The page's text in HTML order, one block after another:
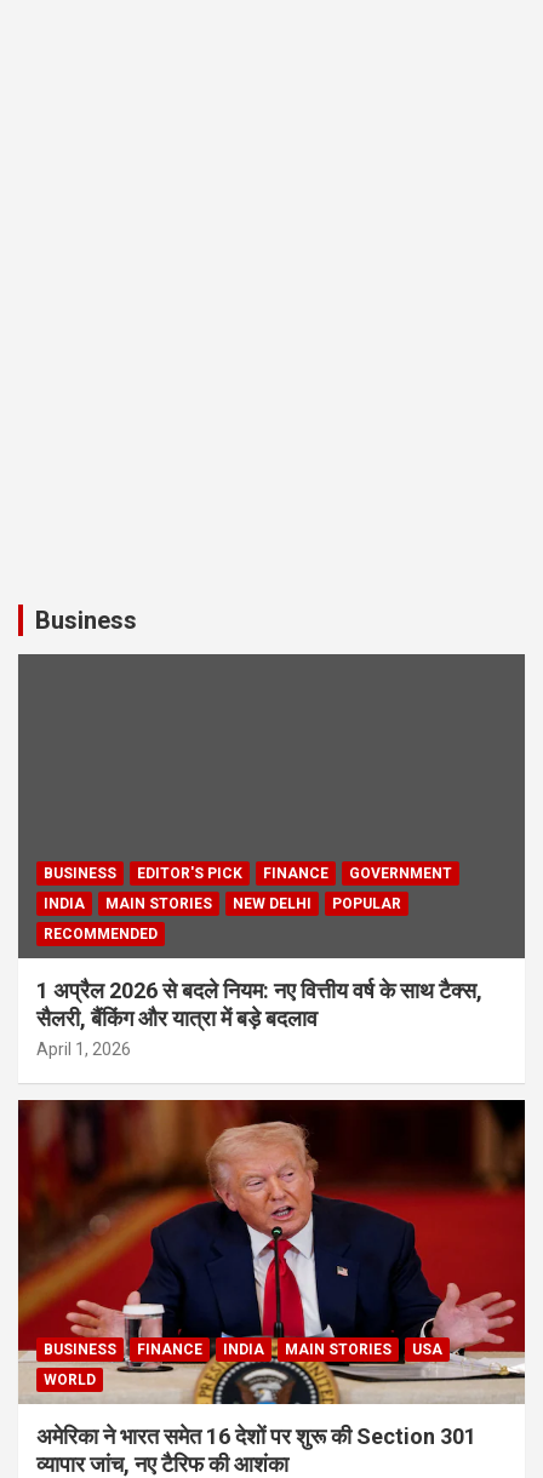
Business
BUSINESS EDITOR'S PICK FINANCE
GOVERNMENT
INDIA
MAIN STORIES NEW DELHI
POPULAR
RECOMMENDED
1 अप्रैल 2026 से बदले नियम: नए वित्तीय वर्ष के साथ टैक्स,
सैलरी, बैंकिंग और यात्रा में बड़े बदलाव
April 1, 2026
BUSINESS FINANCE INDIA MAIN STORIES
USA
WORLD
अमेरिका ने भारत समेत 16 देशों पर शुरू की Section 301
व्यापार जांच, नए टैरिफ की आशंका